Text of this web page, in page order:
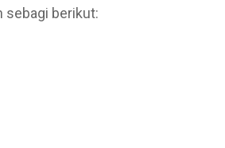
sebagi berikut: